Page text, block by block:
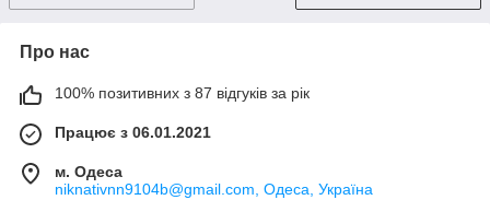
Про нас
100% позитивних з 87 відгуків за рік
Працює з 06.01.2021
м. Одеса
niknativnn9104b@gmail.com, Одеса, Україна